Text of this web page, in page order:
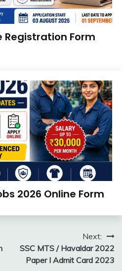
Registration Form
2026 Online Form
Next:
SSC MTS / Havaldar 2022
Paper I Admit Card 2023